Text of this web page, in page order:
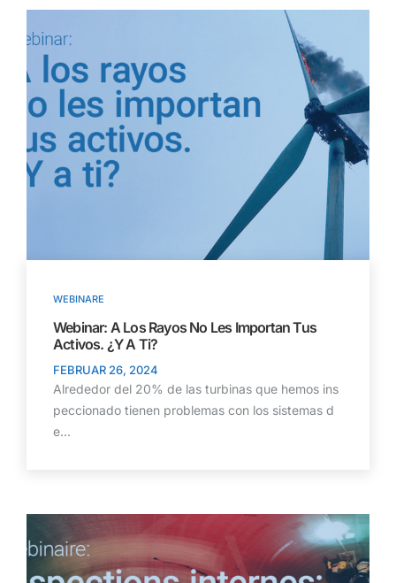
WEBINARE
Webinar: A Los Rayos No Les Importan Tus
Activos. ¿Y A Ti?
FEBRUAR 26, 2024
Alrededor del 20% de las turbinas que hemos ins
peccionado tienen problemas con los sistemas d
e...